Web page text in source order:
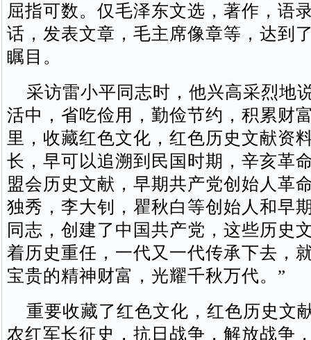
屈指可数。仅毛泽东文选，著作，语
话，发表文章，毛主席像章等，达到
瞩目。
采访雷小平同志时，他兴高采烈地
活中，省吃俭用，勤俭节约，积累财
里，收藏红色文化，红色历史文献资
长，早可以追溯到民国时期，辛亥革
盟会历史文献，早期共产党创始人革
独秀，李大钊，瞿秋白等创始人和早
同志，创建了中国共产党，这些历史
着历史重任，一代又一代传承下去，
宝贵的精神财富，光耀千秋万代。”
重要收藏了红色文化，红色历史文
农红军长征史，抗日战争，解放战争